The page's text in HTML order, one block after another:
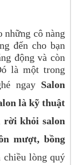
những cô nàng
đến cho bạn
động và còn
là một trong
ngay Salon
là kỹ thuật
rời khỏi salon
mượt, bồng
chiều lòng quý